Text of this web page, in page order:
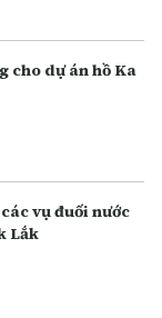
cho dự án hồ Ka
vụ đuối nước
Lắk